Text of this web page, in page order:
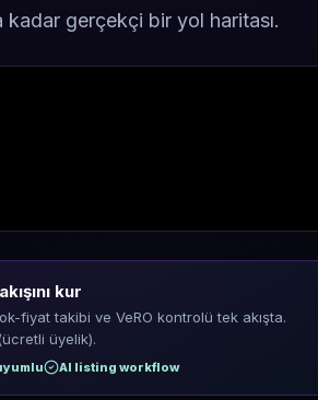
gerçekçi bir yol haritası.
kur
fiyat takibi ve VeRO kontrolü tek akışta.
(ücretli üyelik).
AI listing workflow